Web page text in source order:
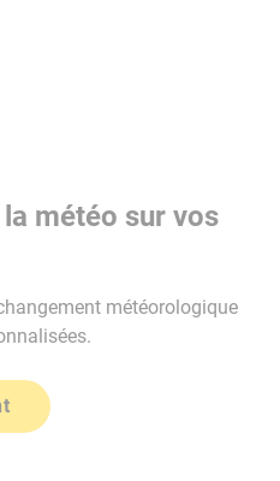
météo sur vos
météorologique